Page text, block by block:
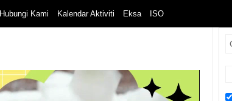
Hubungi Kami Kalendar Aktiviti Eksa ISO